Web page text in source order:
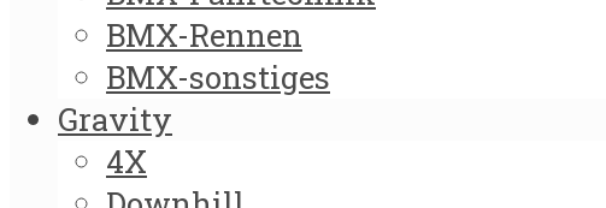
BMX-Rennen
BMX-sonstiges
Gravity
4X